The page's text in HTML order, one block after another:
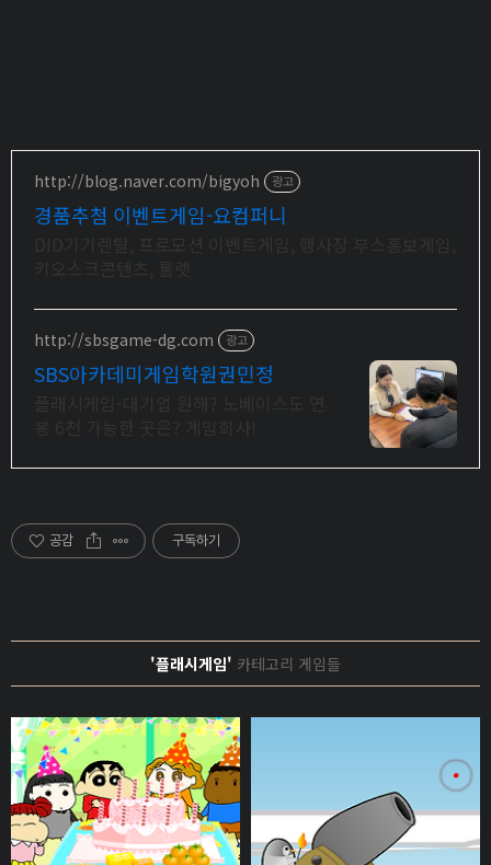
http://blog.naver.com/bigyoh 광고
경품추첨 이벤트게임-요컴퍼니
http://sbsgame-dg.com 광고
SBS아카데미게임학원권민정
공감 구독하기
'플래시게임' 카테고리 게임들